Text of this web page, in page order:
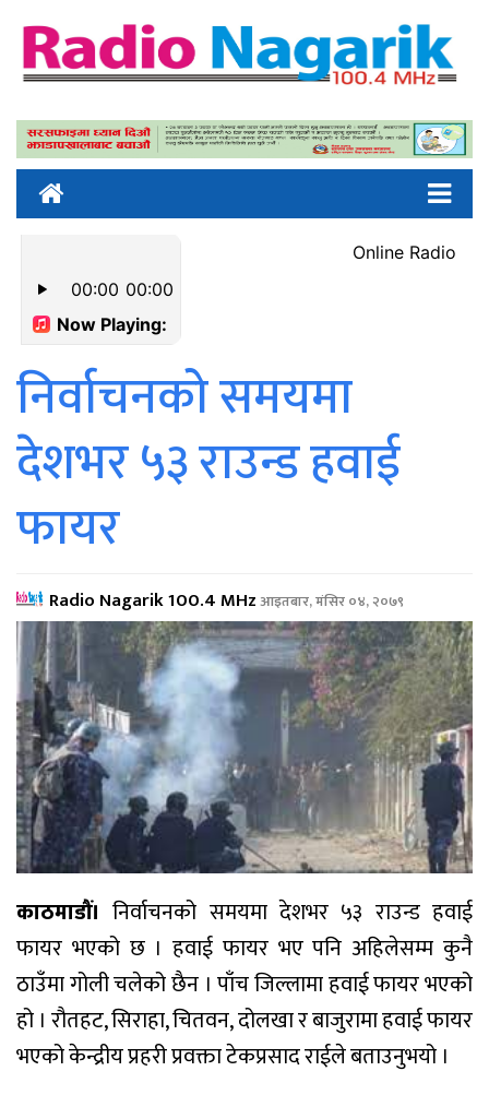
निर्वाचनको समयमा
देशभर ५३ राउन्ड हवाई
फायर
Radio Nagarik 100.4 MHzआइतबार, मंसिर ०४, २०७९
काठमाडौं। निर्वाचनको समयमा देशभर ५३ राउन्ड हवाई
फायर भएको छ । हवाई फायर भए पनि अहिलेसम्म कुनै
ठाउँमा गोली चलेको छैन । पाँच जिल्लामा हवाई फायर भएको
हो । रौतहट, सिराहा, चितवन, दोलखा र बाजुरामा हवाई फायर
भएको केन्द्रीय प्रहरी प्रवक्ता टेकप्रसाद राईले बताउनुभयो ।